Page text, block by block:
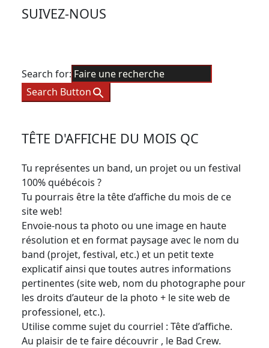
SUIVEZ-NOUS
Search for:
Search Button
TÊTE D'AFFICHE DU MOIS QC
Tu représentes un band, un projet ou un festival
100% québécois ?
Tu pourrais être la tête d’affiche du mois de ce
site web!
Envoie-nous ta photo ou une image en haute
résolution et en format paysage avec le nom du
band (projet, festival, etc.) et un petit texte
explicatif ainsi que toutes autres informations
pertinentes (site web, nom du photographe pour
les droits d’auteur de la photo + le site web de
professionel, etc.).
Utilise comme sujet du courriel : Tête d’affiche.
Au plaisir de te faire découvrir , le Bad Crew.